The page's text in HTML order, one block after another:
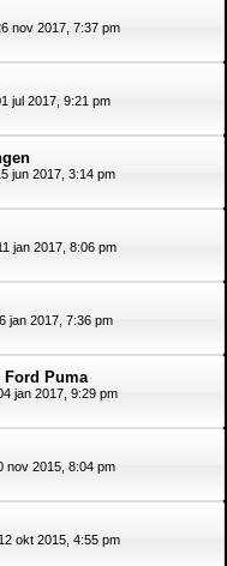
nov 2017, 7:37 pm
jul 2017, 9:21 pm
jun 2017, 3:14 pm
jan 2017, 8:06 pm
jan 2017, 7:36 pm
Ford Puma
jan 2017, 9:29 pm
nov 2015, 8:04 pm
okt 2015, 4:55 pm